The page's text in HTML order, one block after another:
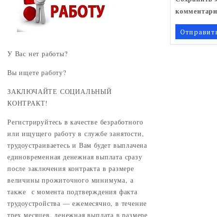
У Вас нет работы?
Вы ищете работу?
ЗАКЛЮЧАЙТЕ СОЦИАЛЬНЫЙ
КОНТРАКТ!
Регистрируйтесь в качестве безработного
или ищущего работу в службе занятости,
трудоустраиваетесь и Вам будет выплачена
единовременная денежная выплата сразу
после заключения контракта в размере
величины прожиточного минимума, а
также с момента подтверждения факта
трудоустройства — ежемесячно, в течение
трех месяцев, денежная выплата в размере